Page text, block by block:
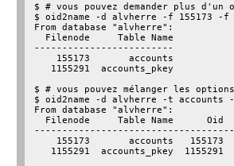
$ # vous pouvez demander plus
$ oid2name -d alvherre -f 155173 -f
From database "alvherre":
  Filenode     Table Name
-------------------------
    155173       accounts
   1155291  accounts_pkey
$ # vous pouvez mélanger les
$ oid2name -d alvherre -t accounts
From database "alvherre":
Filenode     Table Name      Oid
155173       accounts   155173
1155291  accounts_pkey  1155291